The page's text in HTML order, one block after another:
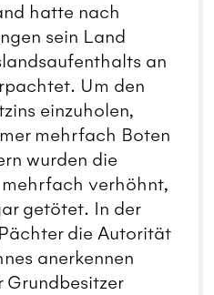
hatte nach
sein Land
an
Um den
einzuholen,
mehrfach Boten
wurden die
verhöhnt,
getötet. In der
die Autorität
anerkennen
Grundbesitzer